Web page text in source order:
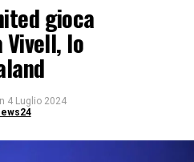
gioca
Vivell, lo
4 Luglio 2024